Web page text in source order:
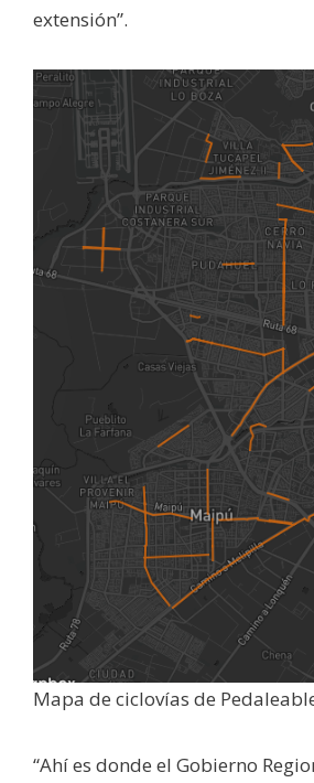
extensión”.
Mapa de ciclovías de
“Ahí es donde el Gobierno